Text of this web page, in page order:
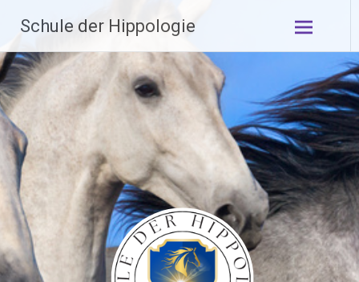
Inhalt
springen
Schule der Hippologie